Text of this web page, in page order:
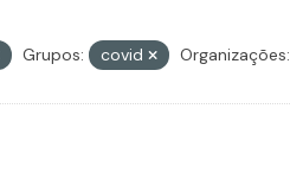
Grupos: covid Organizações: